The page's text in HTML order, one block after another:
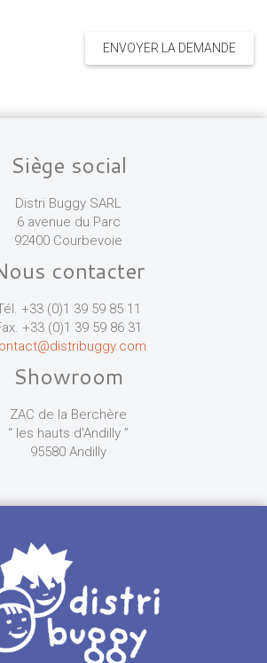
ENVOYER LA DEMANDE
Siège social
Distri Buggy SARL
6 avenue du Parc
92400 Courbevoie
contacter
+33 (0)1 39 59 85 11
+33 (0)1 39 59 86 31
Showroom
ZAC de la Berchère
“ les hauts d'Andilly ”
95580 Andilly